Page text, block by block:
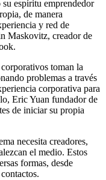
espíritu emprendedor
de manera
y red de
Maskovitz, creador de
toman la
problemas a través
corporativa para
Eric Yuan fundador de
de iniciar su propia
necesita creadores,
el medio. Estos
formas, desde